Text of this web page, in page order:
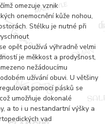
omezuje vznik
onemocnění kůže nohou,
Stélku je nutné při
opět používá výhradně velmi
je měkkost a prodyšnost,
nežádoucímu
užívání obuvi. U většiny
pomocí pásků se
umožňuje dokonalé
a to i u nestandartní výšky a
vad